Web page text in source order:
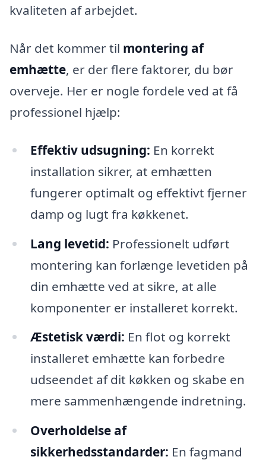
kvaliteten af arbejdet.
Når det kommer til montering af
emhætte, er der flere faktorer, du bør
overveje. Her er nogle fordele ved at få
professionel hjælp:
Effektiv udsugning: En korrekt
installation sikrer, at emhætten
fungerer optimalt og effektivt fjerner
damp og lugt fra køkkenet.
Lang levetid: Professionelt udført
montering kan forlænge levetiden på
din emhætte ved at sikre, at alle
komponenter er installeret korrekt.
Æstetisk værdi: En flot og korrekt
installeret emhætte kan forbedre
udseendet af dit køkken og skabe en
mere sammenhængende indretning.
Overholdelse af
sikkerhedsstandarder: En fagmand